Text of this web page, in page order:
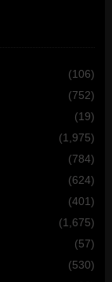
(106)
(752)
(19)
(1,975)
(784)
(624)
(401)
(1,675)
(57)
(530)